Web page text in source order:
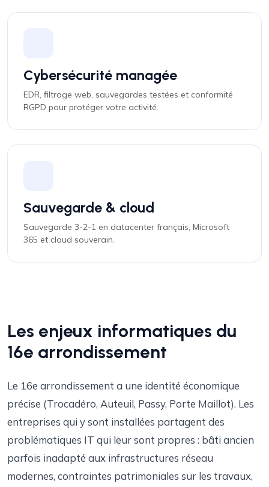
Cybersécurité managée
EDR, filtrage web, sauvegardes testées et conformité
RGPD pour protéger votre activité.
Sauvegarde & cloud
Sauvegarde 3-2-1 en datacenter français, Microsoft
365 et cloud souverain.
Les enjeux informatiques du
16e arrondissement
Le 16e arrondissement a une identité économique
précise (Trocadéro, Auteuil, Passy, Porte Maillot). Les
entreprises qui y sont installées partagent des
problématiques IT qui leur sont propres : bâti ancien
parfois inadapté aux infrastructures réseau
modernes, contraintes patrimoniales sur les travaux,